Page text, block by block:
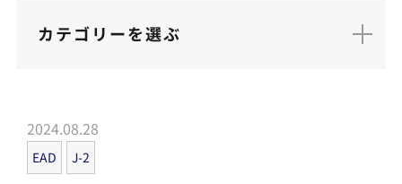
カテゴリーを選ぶ
2024.08.28
EAD J-2